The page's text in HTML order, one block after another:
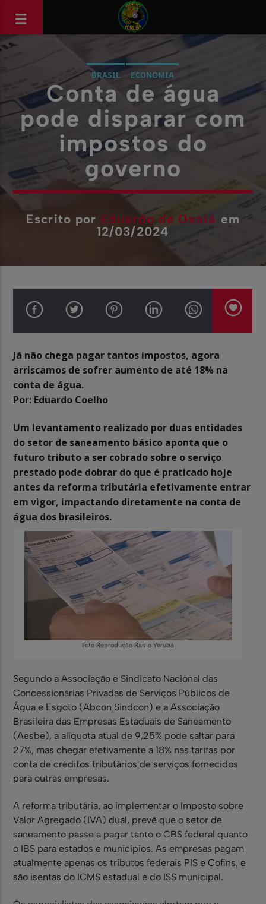
BRASIL ECONOMIA
Conta de água
pode disparar com
impostos do
governo
Escrito por Eduardo de Oxalá em
12/03/2024
Já não chega pagar tantos impostos, agora
arriscamos de sofrer aumento de até 18% na
conta de água.
Por: Eduardo Coelho
Um levantamento realizado por duas entidades
do setor de saneamento básico aponta que o
futuro tributo a ser cobrado sobre o serviço
prestado pode dobrar do que é praticado hoje
antes da reforma tributária efetivamente entrar
em vigor, impactando diretamente na conta de
água dos brasileiros.
Foto Reprodução Radio Yorubá
Segundo a Associação e Sindicato Nacional das
Concessionárias Privadas de Serviços Públicos de
Água e Esgoto (Abcon Sindcon) e a Associação
Brasileira das Empresas Estaduais de Saneamento
(Aesbe), a alíquota atual de 9,25% pode saltar para
27%, mas chegar efetivamente a 18% nas tarifas por
conta de créditos tributários de serviços fornecidos
para outras empresas.
A reforma tributária, ao implementar o Imposto sobre
Valor Agregado (IVA) dual, prevê que o setor de
saneamento passe a pagar tanto o CBS federal quanto
o IBS para estados e municípios. As empresas pagam
atualmente apenas os tributos federais PIS e Cofins, e
são isentas do ICMS estadual e do ISS municipal.